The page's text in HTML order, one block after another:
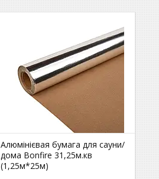
Алюмінієвая бумага для сауни/
дома Bonfire 31,25м.кв
(1,25м*25м)